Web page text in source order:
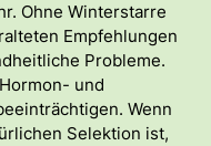
Ohne Winterstarre
Empfehlungen
Probleme.
und
Wenn
Selektion ist,